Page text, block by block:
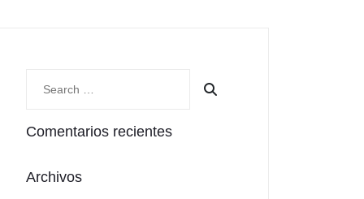
Comentarios recientes
Archivos